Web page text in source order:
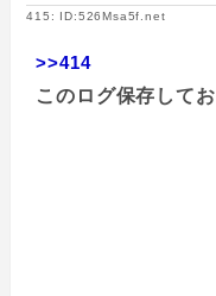
415: ID:526Msa5f.net
>>414
このログ保存して